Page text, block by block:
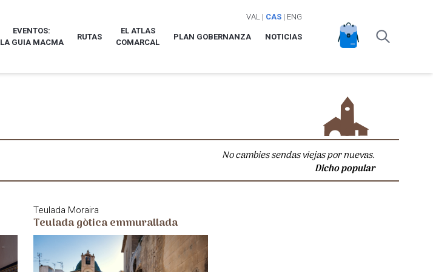
VAL | CAS| ENG
EVENTOS:
LA GUIA MACMA
RUTAS
EL ATLAS
COMARCAL
PLAN GOBERNANZA NOTICIAS
No cambies sendas viejas por nuevas.
Dicho popular
Teulada Moraira
Teulada gòtica emmurallada